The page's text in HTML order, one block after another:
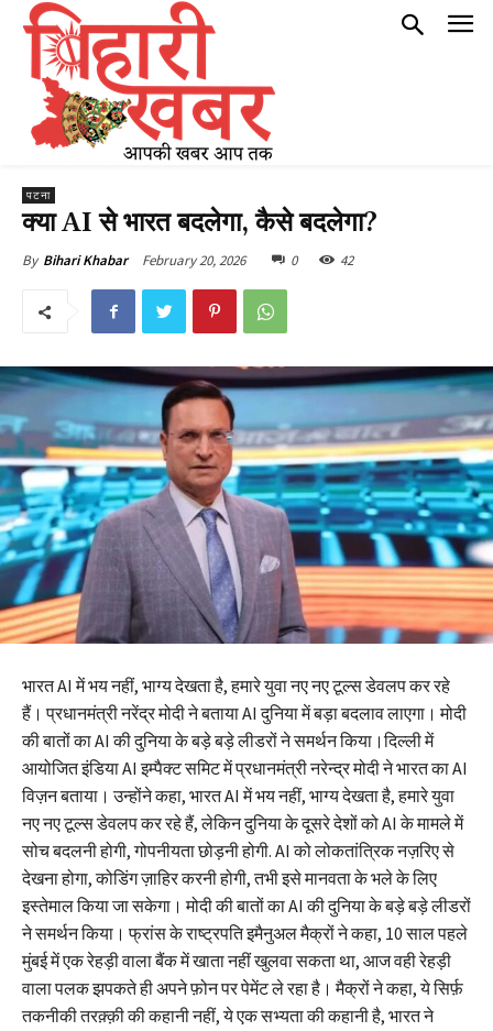
पटना
क्या AI से भारत बदलेगा, कैसे बदलेगा?
By Bihari Khabar February 20, 2026 0 42
भारत AI में भय नहीं, भाग्य देखता है, हमारे युवा नए नए टूल्स डेवलप कर रहे
हैं। प्रधानमंत्री नरेंद्र मोदी ने बताया AI दुनिया में बड़ा बदलाव लाएगा। मोदी
की बातों का AI की दुनिया के बड़े बड़े लीडरों ने समर्थन किया।दिल्ली में
आयोजित इंडिया AI इम्पैक्ट समिट में प्रधानमंत्री नरेन्द्र मोदी ने भारत का AI
विज़न बताया। उन्होंने कहा, भारत AI में भय नहीं, भाग्य देखता है, हमारे युवा
नए नए टूल्स डेवलप कर रहे हैं, लेकिन दुनिया के दूसरे देशों को AI के मामले में
सोच बदलनी होगी, गोपनीयता छोड़नी होगी. AI को लोकतांत्रिक नज़रिए से
देखना होगा, कोडिंग ज़ाहिर करनी होगी, तभी इसे मानवता के भले के लिए
इस्तेमाल किया जा सकेगा। मोदी की बातों का AI की दुनिया के बड़े बड़े लीडरों
ने समर्थन किया। फ्रांस के राष्ट्रपति इमैनुअल मैक्रों ने कहा, 10 साल पहले
मुंबई में एक रेहड़ी वाला बैंक में खाता नहीं खुलवा सकता था, आज वही रेहड़ी
वाला पलक झपकते ही अपने फ़ोन पर पेमेंट ले रहा है। मैक्रों ने कहा, ये सिर्फ़
तकनीकी तरक़्क़ी की कहानी नहीं, ये एक सभ्यता की कहानी है, भारत ने